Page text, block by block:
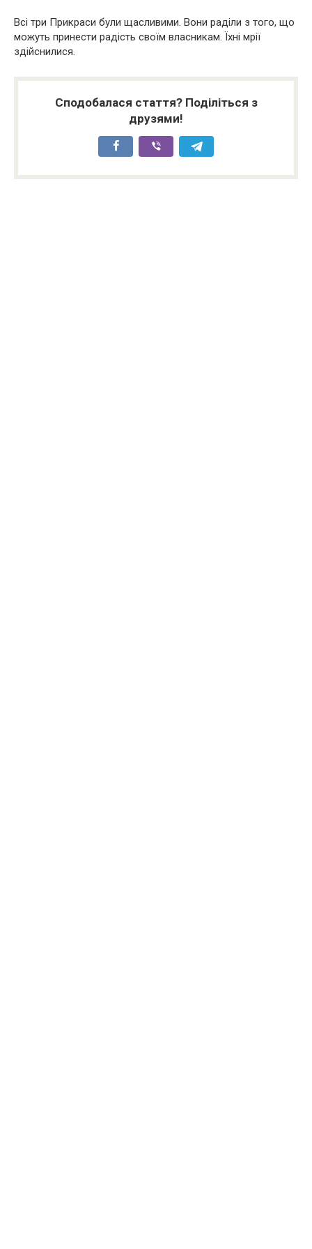
Всі три Прикраси були щасливими. Вони раділи з того, що
можуть принести радість своїм власникам. Їхні мрії
здійснилися.
Сподобалася стаття? Поділіться з
друзями!